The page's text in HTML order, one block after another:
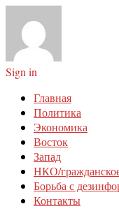
Sign in
Главная
Политика
Экономика
Восток
Запад
НКО/
Борьба с
Контакты